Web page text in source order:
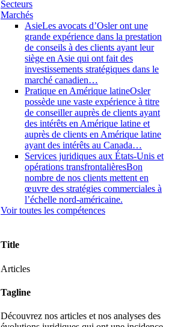
Secteurs
Marchés
AsieLes avocats d’Osler ont une
grande expérience dans la prestation
de conseils à des clients ayant leur
siège en Asie qui ont fait des
investissements stratégiques dans le
marché canadien…
Pratique en Amérique latineOsler
possède une vaste expérience à titre
de conseiller auprès de clients ayant
des intérêts en Amérique latine et
auprès de clients en Amérique latine
ayant des intérêts au Canada…
Services juridiques aux États-Unis et
opérations transfrontalièresBon
nombre de nos clients mettent en
œuvre des stratégies commerciales à
l’échelle nord-américaine.
Voir toutes les compétences
Title
Articles
Tagline
Découvrez nos articles et nos analyses des